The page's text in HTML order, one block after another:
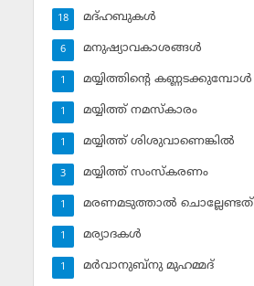
മദ്ഹബുകള്‍
18
മനുഷ്യാവകാശങ്ങള്‍
6
മയ്യിത്തിന്റെ കണ്ണടക്കുമ്പോള്‍
1
മയ്യിത്ത് നമസ്‌കാരം
1
മയ്യിത്ത് ശിശുവാണെങ്കില്‍
1
മയ്യിത്ത് സംസ്‌കരണം
3
മരണമടുത്താല്‍ ചൊല്ലേണ്ടത്
1
മര്യാദകള്‍
1
മര്‍വാനുബ്‌നു മുഹമ്മദ്
1